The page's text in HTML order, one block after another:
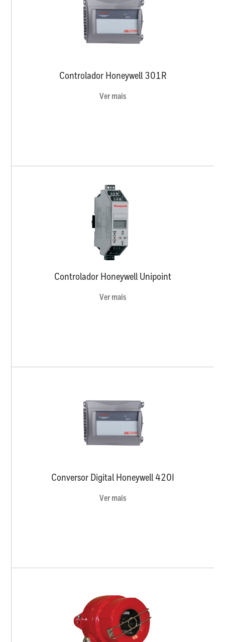
Controlador Honeywell 301R
Ver mais
Controlador Honeywell Unipoint
Ver mais
Conversor Digital Honeywell 420I
Ver mais